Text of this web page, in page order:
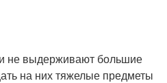
не выдерживают большие
на них тяжелые предметы